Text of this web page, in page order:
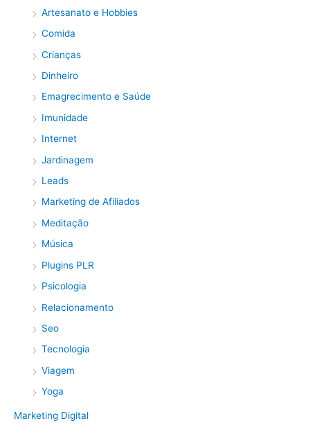
Artesanato e Hobbies
Comida
Crianças
Dinheiro
Emagrecimento e Saúde
Imunidade
Internet
Jardinagem
Leads
Marketing de Afiliados
Meditação
Música
Plugins PLR
Psicologia
Relacionamento
Seo
Tecnologia
Viagem
Yoga
Marketing Digital